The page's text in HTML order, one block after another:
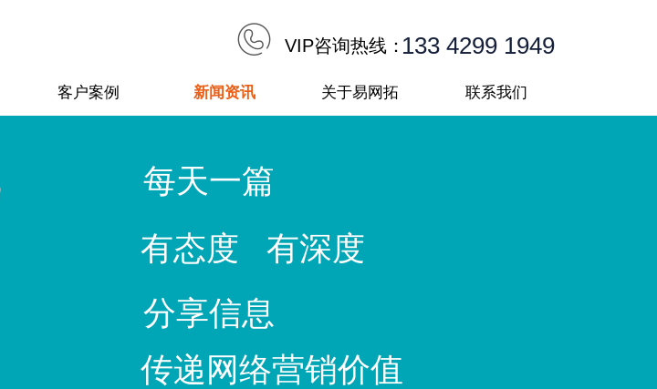
VIP咨询热线：133 4299 1949
客户案例 新闻资讯 关于易网拓 联系我们
每天一篇
有态度 有深度
分享信息
传递网络营销价值